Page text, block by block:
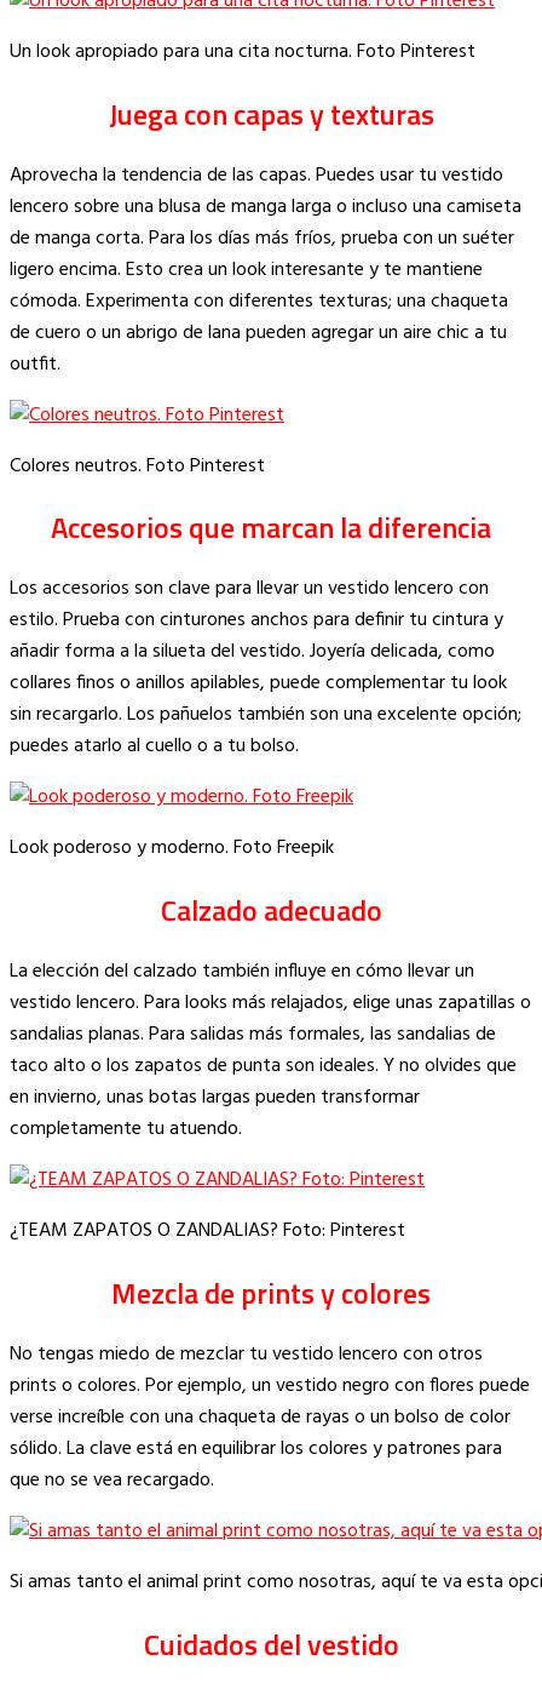
Un look apropiado para una cita nocturna. Foto Pinterest
Juega con capas y texturas
Aprovecha la tendencia de las capas. Puedes usar tu vestido
lencero sobre una blusa de manga larga o incluso una camiseta
de manga corta. Para los días más fríos, prueba con un suéter
ligero encima. Esto crea un look interesante y te mantiene
cómoda. Experimenta con diferentes texturas; una chaqueta
de cuero o un abrigo de lana pueden agregar un aire chic a tu
outfit.
Colores neutros. Foto Pinterest
Accesorios que marcan la diferencia
Los accesorios son clave para llevar un vestido lencero con
estilo. Prueba con cinturones anchos para definir tu cintura y
añadir forma a la silueta del vestido. Joyería delicada, como
collares finos o anillos apilables, puede complementar tu look
sin recargarlo. Los pañuelos también son una excelente opción;
puedes atarlo al cuello o a tu bolso.
Look poderoso y moderno. Foto Freepik
Calzado adecuado
La elección del calzado también influye en cómo llevar un
vestido lencero. Para looks más relajados, elige unas zapatillas o
sandalias planas. Para salidas más formales, las sandalias de
taco alto o los zapatos de punta son ideales. Y no olvides que
en invierno, unas botas largas pueden transformar
completamente tu atuendo.
¿TEAM ZAPATOS O ZANDALIAS? Foto: Pinterest
Mezcla de prints y colores
No tengas miedo de mezclar tu vestido lencero con otros
prints o colores. Por ejemplo, un vestido negro con flores puede
verse increíble con una chaqueta de rayas o un bolso de color
sólido. La clave está en equilibrar los colores y patrones para
que no se vea recargado.
Si amas tanto el animal print como nosotras, aquí te va esta
Cuidados del vestido